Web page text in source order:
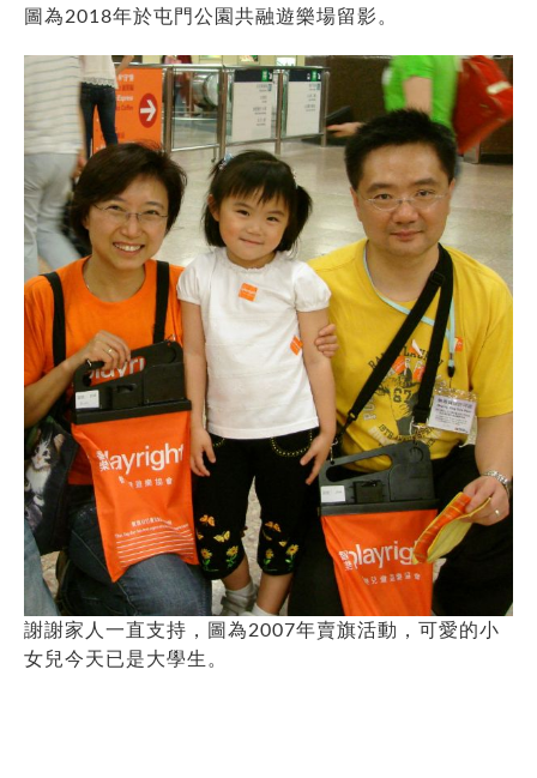
圖為2018年於屯門公園共融遊樂場留影。
謝謝家人一直支持，圖為2007年賣旗活動，可愛的小
女兒今天已是大學生。